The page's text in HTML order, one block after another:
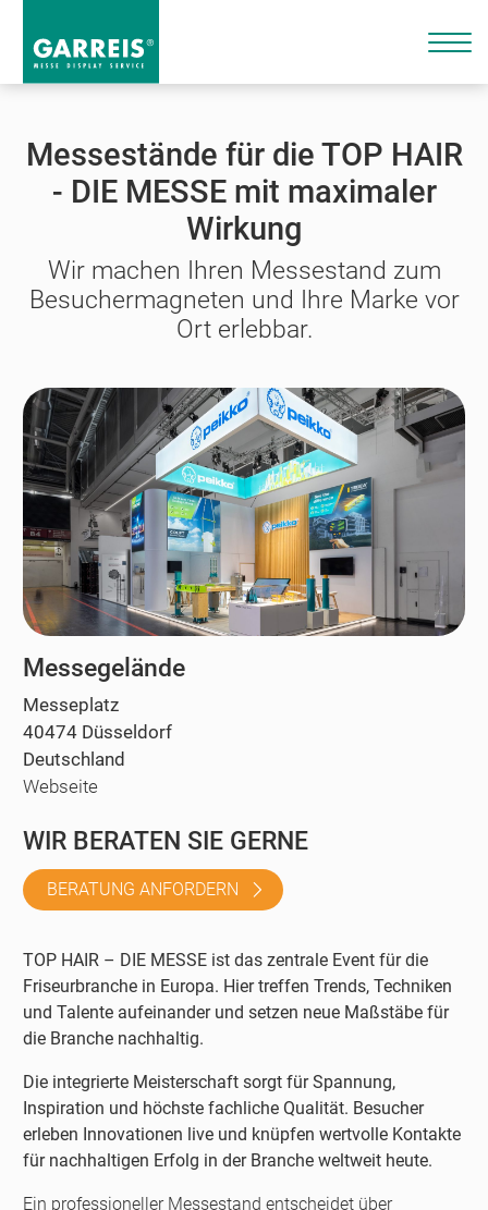
Messestände für die TOP HAIR
- DIE MESSE mit maximaler
Wirkung
Wir machen Ihren Messestand zum
Besuchermagneten und Ihre Marke vor
Ort erlebbar.
Messegelände
Messeplatz
40474 Düsseldorf
Deutschland
Webseite
WIR BERATEN SIE GERNE
BERATUNG ANFORDERN
TOP HAIR – DIE MESSE ist das zentrale Event für die
Friseurbranche in Europa. Hier treffen Trends, Techniken
und Talente aufeinander und setzen neue Maßstäbe für
die Branche nachhaltig.
Die integrierte Meisterschaft sorgt für Spannung,
Inspiration und höchste fachliche Qualität. Besucher
erleben Innovationen live und knüpfen wertvolle Kontakte
für nachhaltigen Erfolg in der Branche weltweit heute.
Ein professioneller Messestand entscheidet über